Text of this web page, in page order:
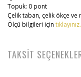
Topuk: 0 pont
Çelik taban, çelik ökçe
Ölçü bilgileri için tıklayınız.
TAKSİT